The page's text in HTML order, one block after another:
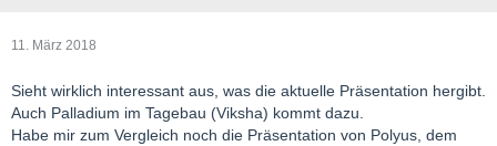
11. März 2018
Sieht wirklich interessant aus, was die aktuelle Präsentation hergibt.
Auch Palladium im Tagebau (Viksha) kommt dazu.
Habe mir zum Vergleich noch die Präsentation von Polyus, dem